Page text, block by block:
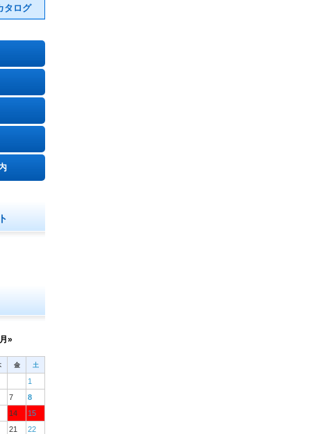
タログ
»
金 土
1
7
8
14
15
21
22